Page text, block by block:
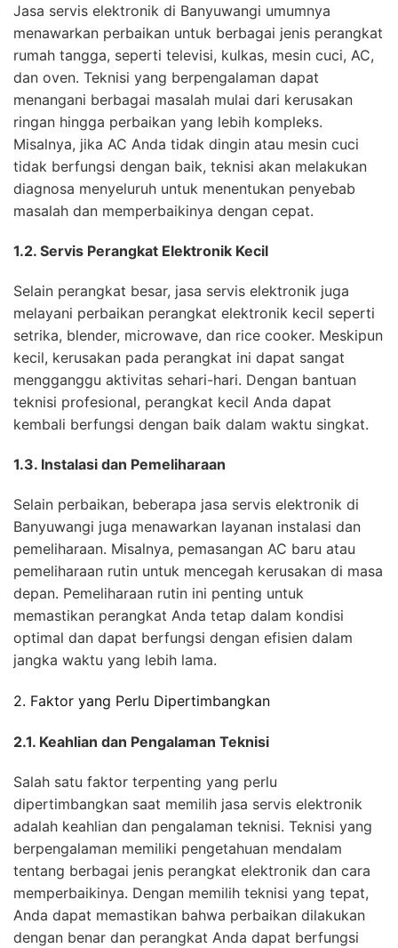
Jasa servis elektronik di Banyuwangi umumnya
menawarkan perbaikan untuk berbagai jenis perangkat
rumah tangga, seperti televisi, kulkas, mesin cuci, AC,
dan oven. Teknisi yang berpengalaman dapat
menangani berbagai masalah mulai dari kerusakan
ringan hingga perbaikan yang lebih kompleks.
Misalnya, jika AC Anda tidak dingin atau mesin cuci
tidak berfungsi dengan baik, teknisi akan melakukan
diagnosa menyeluruh untuk menentukan penyebab
masalah dan memperbaikinya dengan cepat.
1.2. Servis Perangkat Elektronik Kecil
Selain perangkat besar, jasa servis elektronik juga
melayani perbaikan perangkat elektronik kecil seperti
setrika, blender, microwave, dan rice cooker. Meskipun
kecil, kerusakan pada perangkat ini dapat sangat
mengganggu aktivitas sehari-hari. Dengan bantuan
teknisi profesional, perangkat kecil Anda dapat
kembali berfungsi dengan baik dalam waktu singkat.
1.3. Instalasi dan Pemeliharaan
Selain perbaikan, beberapa jasa servis elektronik di
Banyuwangi juga menawarkan layanan instalasi dan
pemeliharaan. Misalnya, pemasangan AC baru atau
pemeliharaan rutin untuk mencegah kerusakan di masa
depan. Pemeliharaan rutin ini penting untuk
memastikan perangkat Anda tetap dalam kondisi
optimal dan dapat berfungsi dengan efisien dalam
jangka waktu yang lebih lama.
2. Faktor yang Perlu Dipertimbangkan
2.1. Keahlian dan Pengalaman Teknisi
Salah satu faktor terpenting yang perlu
dipertimbangkan saat memilih jasa servis elektronik
adalah keahlian dan pengalaman teknisi. Teknisi yang
berpengalaman memiliki pengetahuan mendalam
tentang berbagai jenis perangkat elektronik dan cara
memperbaikinya. Dengan memilih teknisi yang tepat,
Anda dapat memastikan bahwa perbaikan dilakukan
dengan benar dan perangkat Anda dapat berfungsi